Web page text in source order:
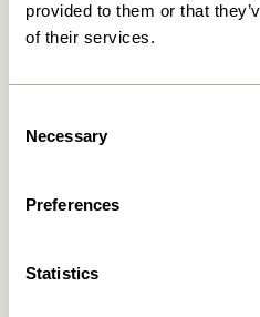
provided to them or that
of their services.
Selection
Necessary
Preferences
Statistics